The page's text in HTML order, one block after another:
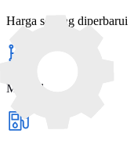
Harga sedang diperbarui
Manual